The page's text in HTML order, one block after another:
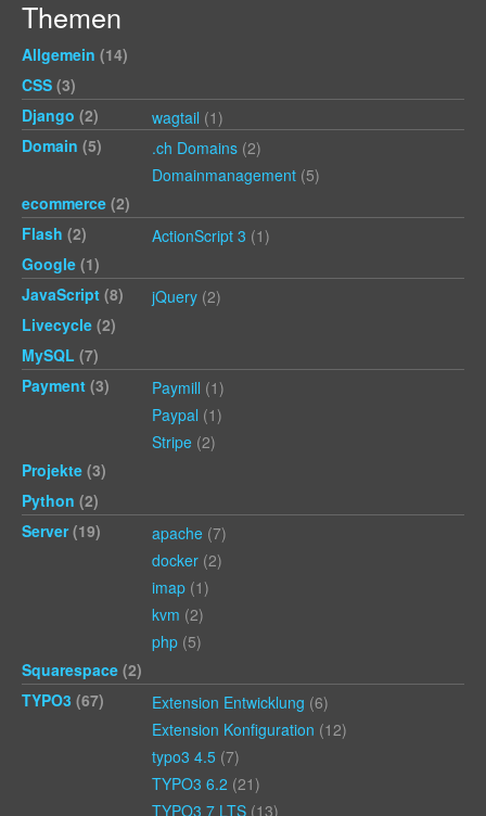
Themen
Allgemein (14)
CSS (3)
Django (2) wagtail (1)
Domain (5) .ch Domains (2)
Domainmanagement (5)
ecommerce (2)
Flash (2) ActionScript 3 (1)
Google (1)
JavaScript (8) jQuery (2)
Livecycle (2)
MySQL (7)
Payment (3) Paymill (1)
Paypal (1)
Stripe (2)
Projekte (3)
Python (2)
Server(19) apache (7)
docker (2)
imap (1)
kvm (2)
php (5)
Squarespace (2)
TYPO3 (67) Extension Entwicklung (6)
Extension Konfiguration (12)
typo3 4.5 (7)
TYPO3 6.2 (21)
TYPO3 7 LTS (13)